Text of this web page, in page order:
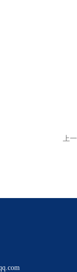
上